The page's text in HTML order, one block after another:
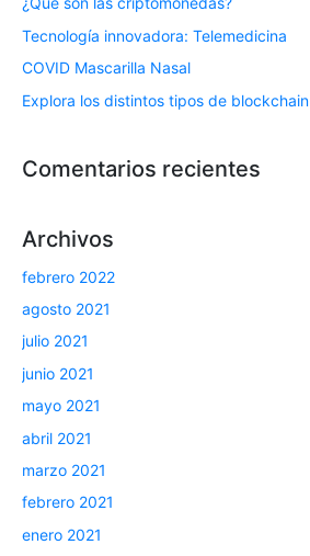
Tecnología innovadora: Telemedicina
COVID Mascarilla Nasal
Explora los distintos tipos de blockchain
Comentarios recientes
Archivos
febrero 2022
agosto 2021
julio 2021
junio 2021
mayo 2021
abril 2021
marzo 2021
febrero 2021
enero 2021